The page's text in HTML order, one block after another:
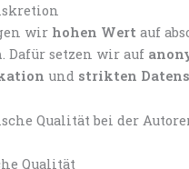
wir hohen Wert auf
. Dafür setzen wir auf
und strikten
Qualität